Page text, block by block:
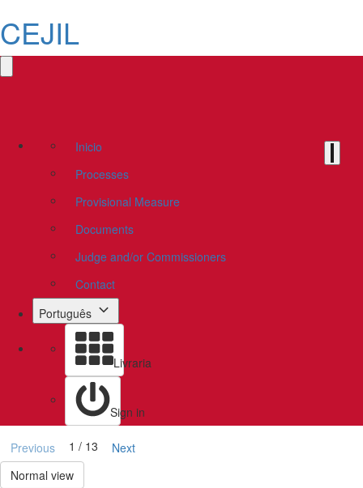
CEJIL
Inicio
Processes
Provisional Measure
Documents
Judge and/or Commissioners
Contact
Português
Livraria
Sign in
Previous 1 / 13
Next
Normal view